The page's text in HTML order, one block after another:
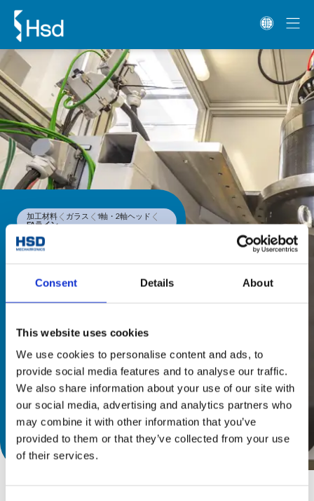
Consent Details About
This website uses cookies
We use cookies to personalise content and ads, to
provide social media features and to analyse our traffic.
We also share information about your use of our site with
our social media, advertising and analytics partners who
may combine it with other information that you’ve
provided to them or that they’ve collected from your use
of their services.
加工材料 ガラス
1軸・2軸ヘッド
FAライン
FAライン
HSD製ダイレクトドライブモーター
す。
カタログを見る